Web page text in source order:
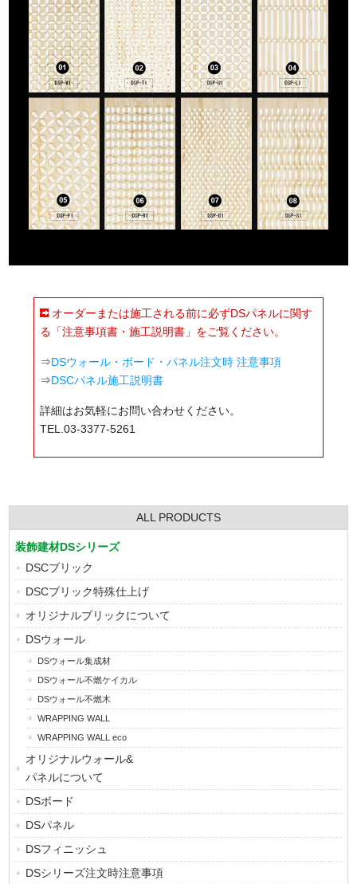
オーダーまたは施工される前に必ずDSパネルに関す
る「注意事項書・施工説明書」をご覧ください。
⇒DSウォール・ボード・パネル注文時 注意事項
⇒DSCパネル施工説明書
詳細はお気軽にお問い合わせください。
TEL.03-3377-5261
ALL PRODUCTS
装飾建材DSシリーズ
DSCブリック
DSCブリック特殊仕上げ
オリジナルブリックについて
DSウォール
DSウォール集成材
DSウォール不燃ケイカル
DSウォール不燃木
WRAPPING WALL
WRAPPING WALL eco
オリジナルウォール&
パネルについて
DSボード
DSパネル
DSフィニッシュ
DSシリーズ注文時注意事項